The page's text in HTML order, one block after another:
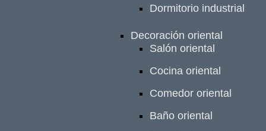
Dormitorio industrial
Decoración oriental
Salón oriental
Cocina oriental
Comedor oriental
Baño oriental